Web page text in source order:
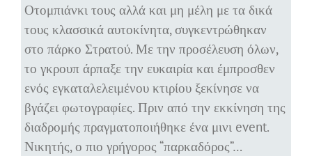
Οτομπιάνκι τους αλλά και μη μέλη με τα δικά
τους κλασσικά αυτοκίνητα, συγκεντρώθηκαν
στο πάρκο Στρατού. Με την προσέλευση όλων,
το γκρουπ άρπαξε την ευκαιρία και έμπροσθεν
ενός εγκαταλελειμένου κτιρίου ξεκίνησε να
βγάζει φωτογραφίες. Πριν από την εκκίνηση της
διαδρομής πραγματοποιήθηκε ένα μινι event.
Νικητής, ο πιο γρήγορος “παρκαδόρος”…